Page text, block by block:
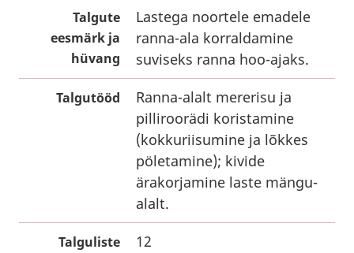
Talgute
eesmärk ja
hüvang
Lastega noortele emadele
ranna-ala korraldamine
suviseks ranna hoo-ajaks.
Talgutööd
Ranna-alalt mererisu ja
pilliroorädi koristamine
(kokkuriisumine ja lõkkes
pöletamine); kivide
ärakorjamine laste mängu-
alalt.
Talguliste
12